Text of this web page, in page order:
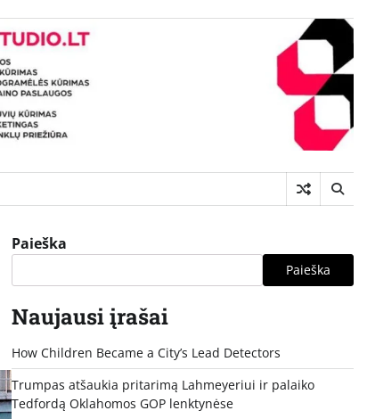
Paieška
Paieška
Naujausi įrašai
How Children Became a City’s Lead Detectors
Trumpas atšaukia pritarimą Lahmeyeriui ir palaiko
Tedfordą Oklahomos GOP lenktynėse